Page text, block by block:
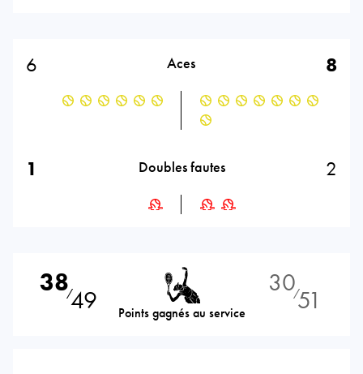
6 Aces 8
1 Doubles fautes 2
38⁄49 Points gagnés au service
30⁄51